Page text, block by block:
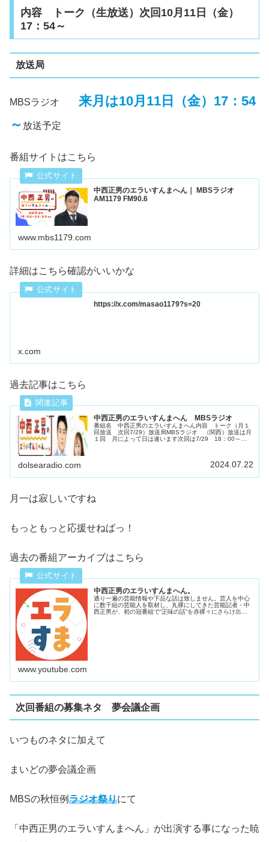
内容 トーク（生放送）次回10月11日（金）
17：54～
放送局
MBSラジオ 来月は10月11日（金）17：54
～ 放送予定
番組サイトはこちら
中西正男のエラいすんまへん｜ MBSラジオ
AM1179 FM90.6
www.mbs1179.com
詳細はこちら確認がいいかな
https://x.com/masao1179?s=20
x.com
過去記事はこちら
中西正男のエラいすんまへん MBSラジオ
番組名 中西正男のエラいすんまへん内容 トーク（月１
回放送 次回7/29）放送局MBSラジオ （関西）放送は月
１回 月によって日は違います次回は7/29 18：00～
dolsearadio.com 2024.07.22
月一は寂しいですね
もっともっと応援せねばっ！
過去の番組アーカイブはこちら
中西正男のエラいすんまへん。
通り一遍の芸能情報や下品な話は致しません。芸人を中心
に数千組の芸能人を取材し、丸裸にしてきた芸能記者・中
西正男が、初の冠番組で“正味の話”を赤裸々にさらけ出し
www.youtube.com
次回番組の募集ネタ 夢会議企画
いつものネタに加えて
まいどの夢会議企画
MBSの秋恒例ラジオ祭りにて
「中西正男のエラいすんまへん」が出演する事になった暁